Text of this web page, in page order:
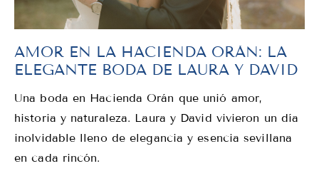
AMOR EN LA HACIENDA ORÁN: LA
ELEGANTE BODA DE LAURA Y DAVID
Una boda en Hacienda Orán que unió amor,
historia y naturaleza. Laura y David vivieron un día
inolvidable lleno de elegancia y esencia sevillana
en cada rincón.